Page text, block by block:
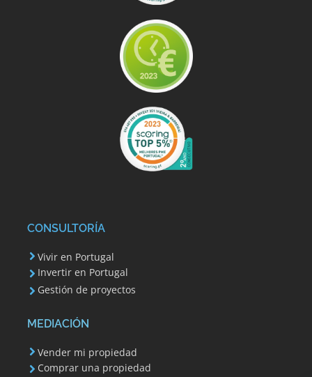
CONSULTORÍA
Vivir en Portugal
Invertir en Portugal
Gestión de proyectos
MEDIACIÓN
Vender mi propiedad
Comprar una propiedad